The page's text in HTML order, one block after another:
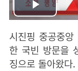
Play
Video
시진핑 중공중
한 국빈 방문을
징으로 돌아왔다.